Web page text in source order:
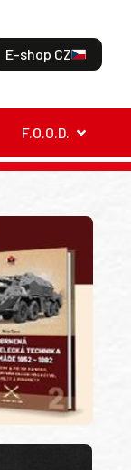
E-shop CZ
F.O.O.D.